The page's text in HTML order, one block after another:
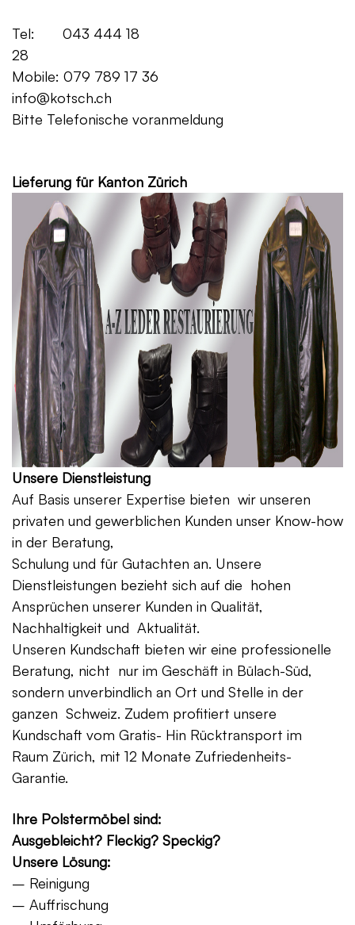
Tel: 043 444 18
28
Mobile: 079 789 17 36
info@kotsch.ch
Bitte Telefonische voranmeldung
Lieferung für Kanton Zürich
Unsere Dienstleistung
Auf Basis unserer Expertise bieten wir unseren
privaten und gewerblichen Kunden unser Know-how
in der Beratung,
Schulung und für Gutachten an. Unsere
Dienstleistungen bezieht sich auf die hohen
Ansprüchen unserer Kunden in Qualität,
Nachhaltigkeit und Aktualität.
Unseren Kundschaft bieten wir eine professionelle
Beratung, nicht nur im Geschäft in Bülach-Süd,
sondern unverbindlich an Ort und Stelle in der
ganzen Schweiz. Zudem profitiert unsere
Kundschaft vom Gratis- Hin Rücktransport im
Raum Zürich, mit 12 Monate Zufriedenheits-
Garantie.
Ihre Polstermöbel sind:
Ausgebleicht? Fleckig? Speckig?
Unsere Lösung:
– Reinigung
– Auffrischung